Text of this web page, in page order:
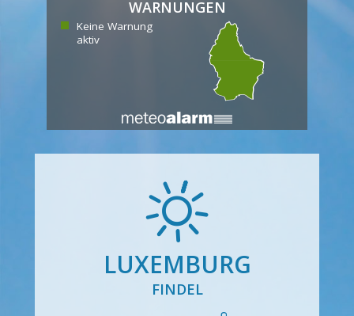
WARNUNGEN
Keine Warnung
aktiv
LUXEMBURG
FINDEL